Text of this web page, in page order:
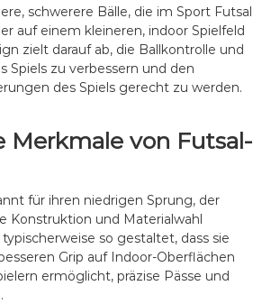
e
n
t
w
i
l
u
:
E
g
e
n
schwerere Bälle, die im Sport Futsal
auf einem kleineren, indoor Spielfeld
zielt darauf ab, die Ballkontrolle und
Spiels zu verbessern und den
des Spiels gerecht zu werden.
Merkmale von Futsal-
für ihren niedrigen Sprung, der
Konstruktion und Materialwahl
so gestaltet, dass sie
Grip auf Indoor-Oberflächen
ermöglicht, präzise Pässe und